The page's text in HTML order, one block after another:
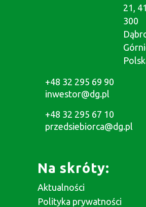
21,
300
+48 32 295 69 90
inwestor@dg.pl
+48 32 295 67 10
przedsiebiorca@dg.pl
Na skróty:
Aktualności
Polityka prywatności